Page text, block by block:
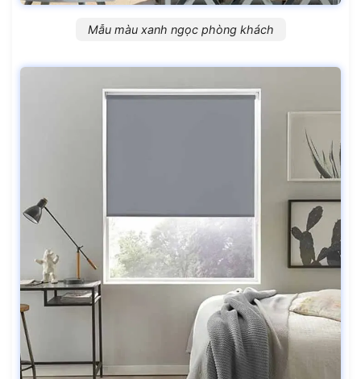
Mẫu màu xanh ngọc phòng khách